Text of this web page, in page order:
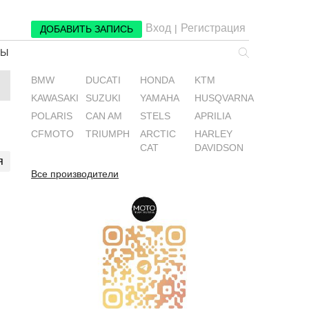
ДОБАВИТЬ ЗАПИСЬ Вход | Регистрация
BMW DUCATI HONDA
KTM
KAWASAKI
SUZUKI YAMAHA
HUSQVARNA
POLARIS
CAN AM STELS
APRILIA
CFMOTO
TRIUMPH
ARCTIC
CAT
HARLEY
DAVIDSON
Все производители